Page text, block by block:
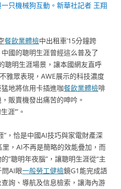
只機械狗互動。新華社記者 王翔
餐飲業體檢中出租車’15分鐘跨
國的聰明生涯曾經這么普及了
聰明生涯場景，讓本國網友直呼
雅眾表現，AWE展示的科技濃度
地將信用卡插進咖餐飲業體檢啡
販賣機發出痛苦的呻吟。
涯’”。
”，恰是中國AI技巧與家電財產深
，AI不再是簡略的效能疊加，而
“聰明年夜腦”，讓聰明生涯從“主
問AI眼一般勞工健檢鏡G1能完成語
詢、導航及信息檢索，讓海內游